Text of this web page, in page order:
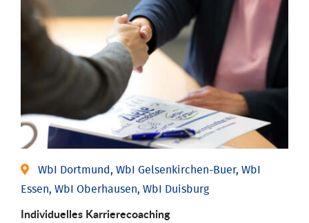
WbI Dortmund, WbI Gelsenkirchen-Buer, WbI
Essen, WbI Oberhausen, WbI Duisburg
Individu­elles Karrierecoaching